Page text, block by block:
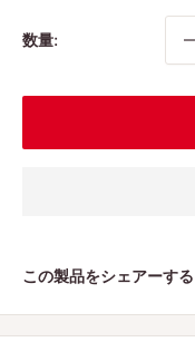
数量:
この製品をシェアーする